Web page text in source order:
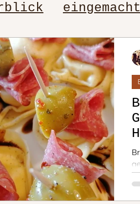
Rezepte
Beilagen
Dip´s
von Oma